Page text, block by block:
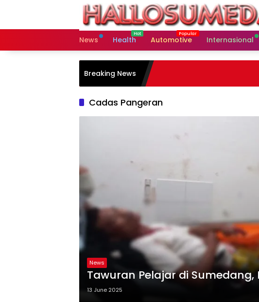
News
Health Automotive Internasional
Breaking News
Cadas Pangeran
News
Tawuran Pelajar di
13 June 2025